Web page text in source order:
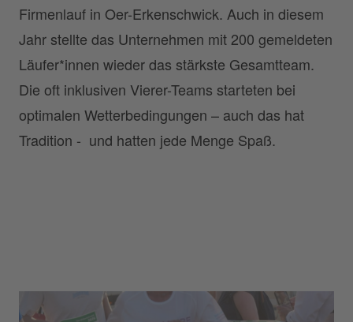
Firmenlauf in Oer-Erkenschwick. Auch in diesem
Jahr stellte das Unternehmen mit 200 gemeldeten
Läufer*innen wieder das stärkste Gesamtteam.
Die oft inklusiven Vierer-Teams starteten bei
optimalen Wetterbedingungen – auch das hat
Tradition - und hatten jede Menge Spaß.